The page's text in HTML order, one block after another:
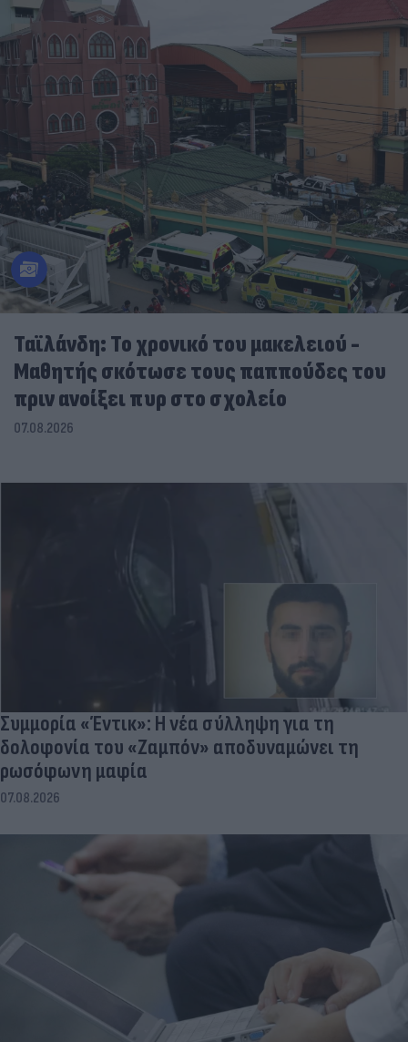
Ταϊλάνδη: Το χρονικό του μακελειού -
Μαθητής σκότωσε τους παππούδες του
πριν ανοίξει πυρ στο σχολείο
07.08.2026
Συμμορία «Έντικ»: Η νέα σύλληψη για τη
δολοφονία του «Ζαμπόν» αποδυναμώνει τη
ρωσόφωνη μαφία
07.08.2026